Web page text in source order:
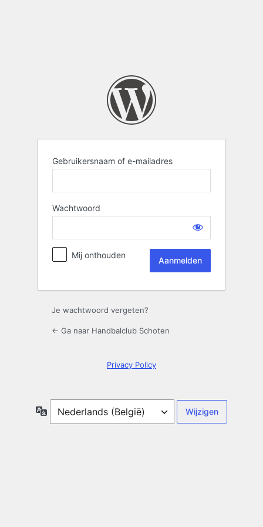
Aanmelden
Gebruikersnaam of e-mailadres
Wachtwoord
Mij onthouden
Je wachtwoord vergeten?
← Ga naar Handbalclub Schoten
Privacy Policy
Taal